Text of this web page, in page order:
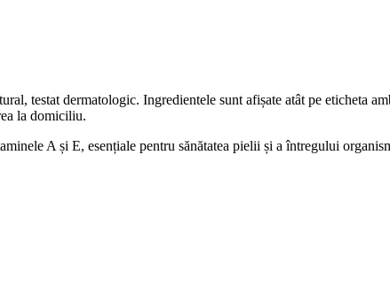
testat dermatologic. Ingredientele sunt afișate atât pe eticheta
la domiciliu.
A și E, esențiale pentru sănătatea pielii și a întregului